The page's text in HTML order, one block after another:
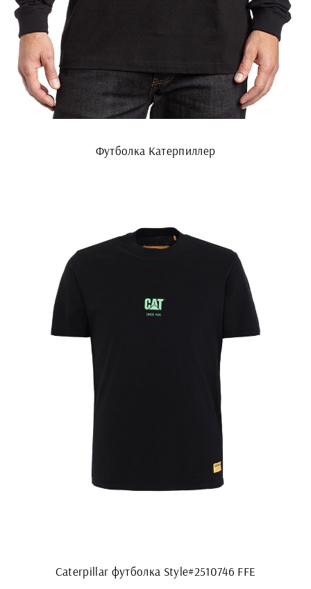
Футболка Катерпиллер
Caterpillar футболка Style#2510746 FFE